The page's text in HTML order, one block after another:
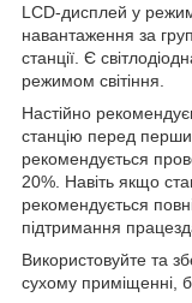
LCD-дисплей у
навантаження за
станції. Є
режимом світіння.
Настійно
станцію перед
рекомендується
20%. Навіть якщо
рекомендується
підтримання
Використовуйте та
сухому приміщенні,